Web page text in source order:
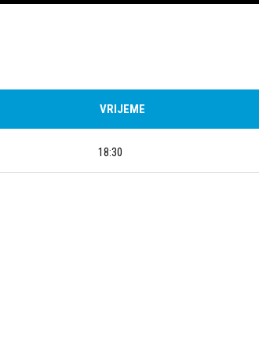
VRIJEME
18:30